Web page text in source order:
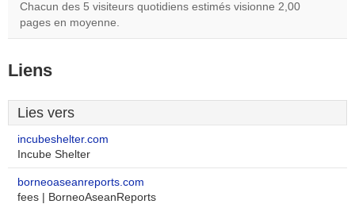
Chacun des 5 visiteurs quotidiens estimés visionne 2,00
pages en moyenne.
Liens
Lies vers
incubeshelter.com
Incube Shelter
borneoaseanreports.com
fees | BorneoAseanReports